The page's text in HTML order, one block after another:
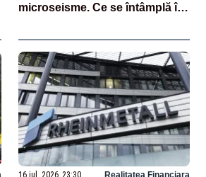
microseisme. Ce se întâmplă în